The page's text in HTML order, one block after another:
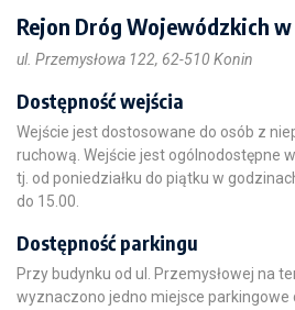
Rejon Dróg Wojewódzkich
ul. Przemysłowa 122, 62-510 Konin
Dostępność wejścia
Wejście jest dostosowane do osób z
ruchową. Wejście jest ogólnodostępne
tj. od poniedziałku do piątku w
do 15.00.
Dostępność parkingu
Przy budynku od ul. Przemysłowej na
wyznaczono jedno miejsce parkingowe